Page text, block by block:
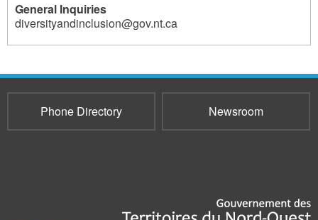
General Inquiries
diversityandinclusion@gov.nt.ca
1706
Phone Directory Newsroom